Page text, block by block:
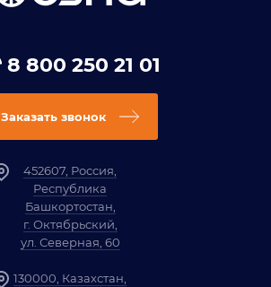
8 800 250 21 01
Заказать звонок
452607, Россия,
Республика
Башкортостан,
г. Октябрьский,
ул. Северная, 60
130000, Казахстан,